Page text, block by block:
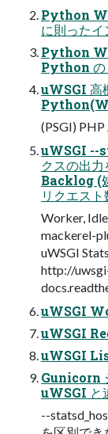
Python
に則った
Python
Python の
uWSGI 高
(PSGI) PHP
uWSGI --
クスの出
Backlog (
リクエス
Worker,
mackerel-
uWSGI
http://
uWSGI
uWSGI
uWSGI
Gunicorn
uWSGI と
--